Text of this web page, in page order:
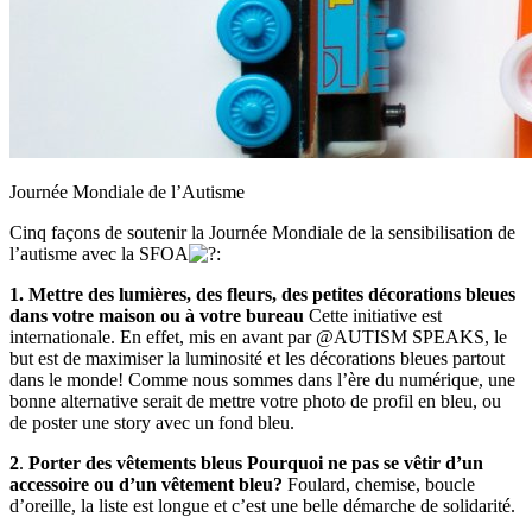
Journée Mondiale de l’Autisme
Cinq façons de soutenir la Journée Mondiale de la sensibilisation de
l’autisme avec la SFOA
:
1. Mettre des lumières, des fleurs, des petites décorations bleues
dans votre maison ou à votre bureau Cette initiative est
internationale. En effet, mis en avant par @AUTISM SPEAKS, le
but est de maximiser la luminosité et les décorations bleues partout
dans le monde! Comme nous sommes dans l’ère du numérique, une
bonne alternative serait de mettre votre photo de profil en bleu, ou
de poster une story avec un fond bleu.
2. Porter des vêtements bleus Pourquoi ne pas se vêtir d’un
accessoire ou d’un vêtement bleu? Foulard, chemise, boucle
d’oreille, la liste est longue et c’est une belle démarche de solidarité.